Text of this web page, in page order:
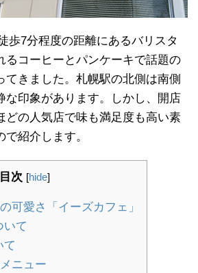
歩7分程度の距離にあるバリスタ
るコーヒーとパンケーキで話題の
てきました。札幌駅の北側は南側
な印象があります。しかし、開店
どの人気店で味も満足度も高い素
紹介します。
目次 [hide]
可愛さ「イーズカフェ」
て
て
ニュー